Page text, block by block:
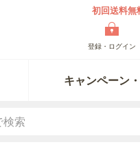
登録・ログイン
初回送料無
キャンペーン